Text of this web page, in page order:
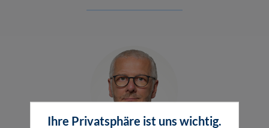
Ihre Privatsphäre ist uns wichtig.